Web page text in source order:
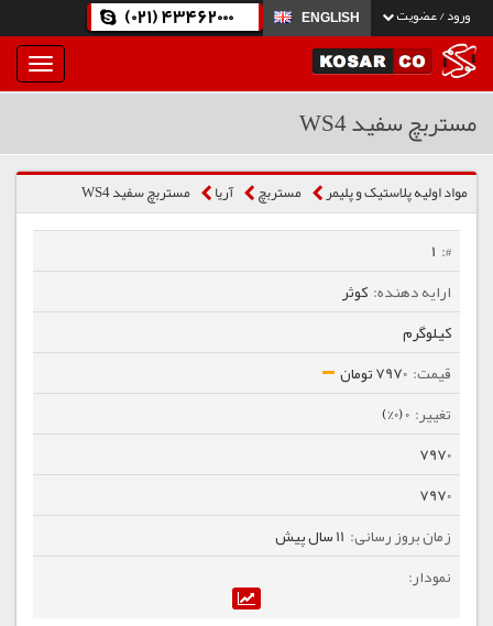
ورود / عضویت ENGLISH
(021) 43462000
بار
و
مستربچ سفید WS4
مواد اولیه پلاستیک و پلیمر مستربچ آریا مستربچ سفید WS4
1
کوثر
کیلوگرم
7970 تومان
0 (0%)
7970
7970
11 سال پیش